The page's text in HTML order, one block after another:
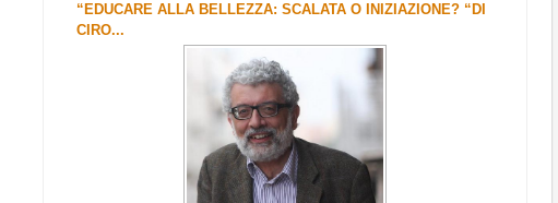
“EDUCARE ALLA BELLEZZA: SCALATA O INIZIAZIONE? “DI
CIRO...